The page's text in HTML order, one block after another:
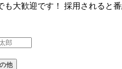
も大歓迎です！ 採用されると
他